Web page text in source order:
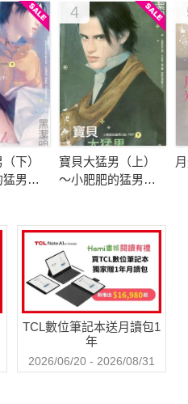
下）
男日
4
寶貝大猛男（上）
～小肥肥的猛男日
TCL數位筆記本送月讀包1
年
2026/06/20 - 2026/08/31